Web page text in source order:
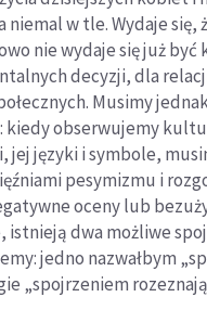
w tle. Wydaje się,
nie wydaje się już być
decyzji, dla
Musimy
kiedy obserwujemy
jej języki i symbole,
pesymizmu i
oceny lub
istnieją dwa możliwe
jedno nazwałbym
„spojrzeniem